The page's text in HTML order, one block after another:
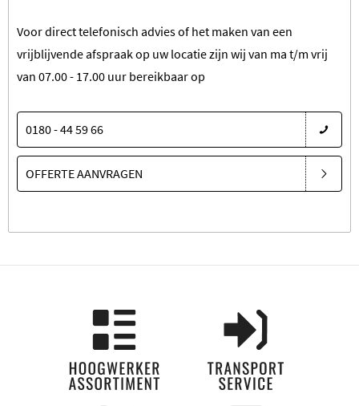
Voor direct telefonisch advies of het maken van een
vrijblijvende afspraak op uw locatie zijn wij van ma t/m vrij
van 07.00 - 17.00 uur bereikbaar op
0180 - 44 59 66
OFFERTE AANVRAGEN